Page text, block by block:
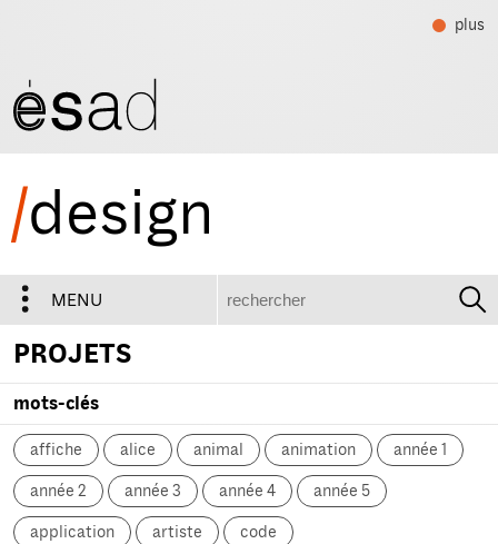
plus
/design
MENU
PROJETS
mots-clés
affiche alice animal animation année 1
année 2 année 3 année 4 année 5
application artiste code